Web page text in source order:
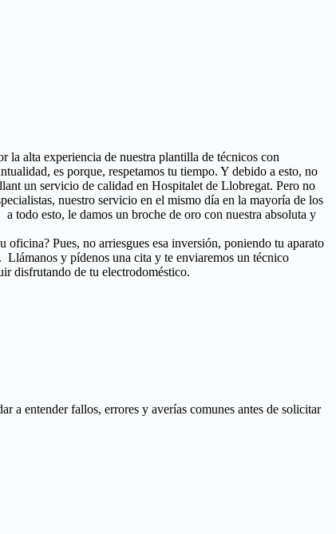
la alta experiencia de nuestra plantilla de técnicos con
es porque, respetamos tu tiempo. Y debido a esto, no
un servicio de calidad en Hospitalet de Llobregat. Pero no
nuestro servicio en el mismo día en la mayoría de los
todo esto, le damos un broche de oro con nuestra absoluta y
Pues, no arriesgues esa inversión, poniendo tu aparato
y pídenos una cita y te enviaremos un técnico
disfrutando de tu electrodoméstico.
a entender fallos, errores y averías comunes antes de solicitar